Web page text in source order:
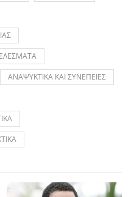
ΑΝΑΨΥΚΤΙΚΑ ΚΑΙ ΣΥΝΕΠΕΙΕΣ